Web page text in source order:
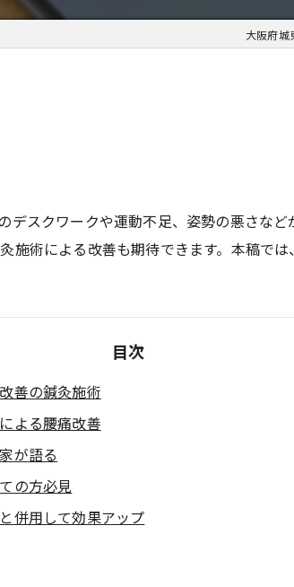
大阪府城
スクワークや運動不足、姿勢の悪さな
術による改善も期待できます。本稿で
目次
善の鍼灸施術
よる腰痛改善
が語る
の方必見
併用して効果アップ